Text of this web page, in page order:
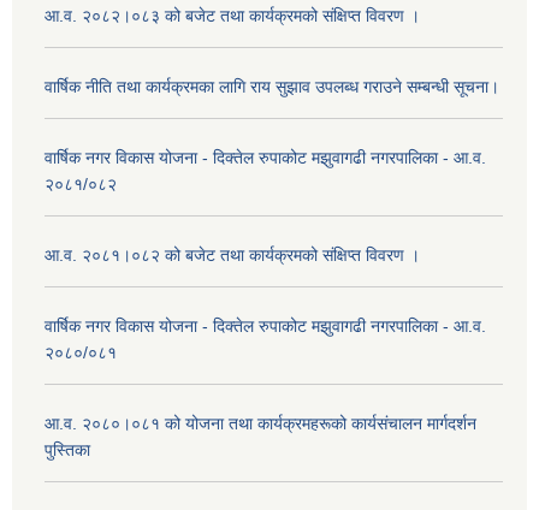
आ.व. २०८२।०८३ को बजेट तथा कार्यक्रमको संक्षिप्त विवरण ।
वार्षिक नीति तथा कार्यक्रमका लागि राय सुझाव उपलब्ध गराउने सम्बन्धी सूचना।
वार्षिक नगर विकास योजना - दिक्तेल रुपाकोट मझुवागढी नगरपालिका - आ.व.
२०८१/०८२
आ.व. २०८१।०८२ को बजेट तथा कार्यक्रमको संक्षिप्त विवरण ।
वार्षिक नगर विकास योजना - दिक्तेल रुपाकोट मझुवागढी नगरपालिका - आ.व.
२०८०/०८१
आ.व. २०८०।०८१ को योजना तथा कार्यक्रमहरूको कार्यसंचालन मार्गदर्शन
पुस्तिका